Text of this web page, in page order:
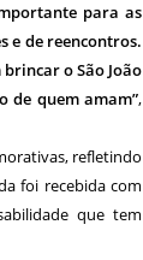
para as
e de reencontros.
o São João
de quem amam”,
refletindo
foi recebida com
que tem